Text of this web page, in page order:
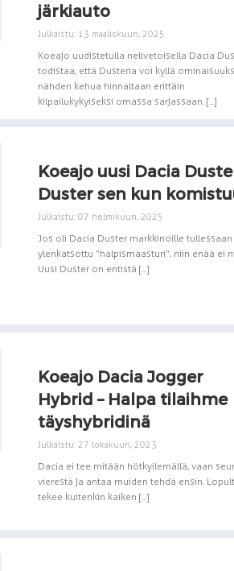
järkiauto
Julkaistu: 13 maaliskuun, 2025
Koeajo uudistetulla nelivetoisella Dacia
todistaa, että Dusteria voi kyllä
nähden kehua hinnaltaan erittäin
kilpailukykyiseksi omassa sarjassaan. [...]
Koeajo uusi Dacia
Duster sen kun
Julkaistu: 07 helmikuun, 2025
Jos oli Dacia Duster markkinoille tullessaan
ylenkatsottu ”halpismaasturi”, niin enää ei
Uusi Duster on entistä [...]
Koeajo Dacia Jogger
Hybrid – Halpa tilaihme
täyshybridinä
Julkaistu: 27 lokakuun, 2023
Dacia ei tee mitään hötkyilemällä, vaan
vierestä ja antaa muiden tehdä ensin.
tekee kuitenkin kaiken [...]